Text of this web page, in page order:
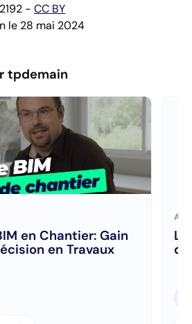
- CC BY
le 28 mai 2024
tpdemain
en Chantier: Gain
en Travaux